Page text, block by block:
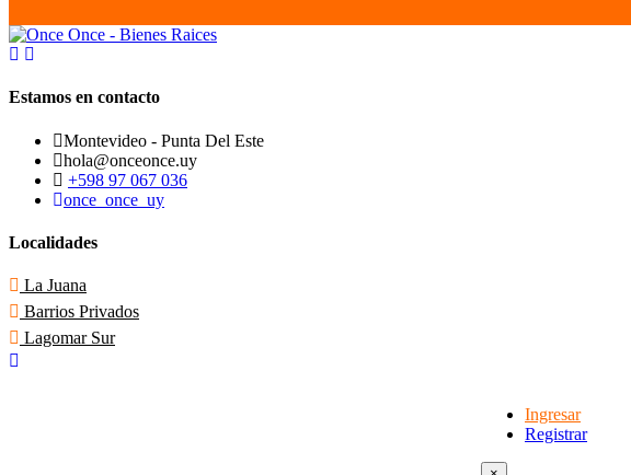
Estamos en contacto
Montevideo - Punta Del Este
hola@onceonce.uy
+598 97 067 036
once_once_uy
Localidades
La Juana
Barrios Privados
Lagomar Sur
Ingresar
Registrar